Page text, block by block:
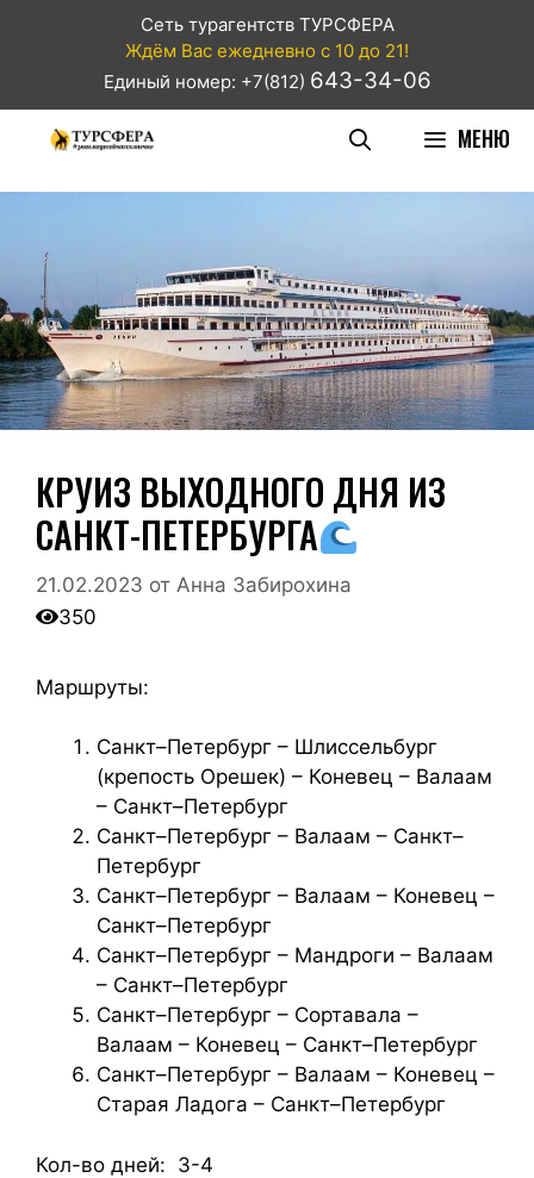
Сеть турагентств ТУРСФЕРА
Ждём Вас ежедневно с 10 до 21!
Единый номер: +7(812) 643-34-06
МЕНЮ
КРУИЗ ВЫХОДНОГО ДНЯ ИЗ
САНКТ-ПЕТЕРБУРГА
21.02.2023 от Анна Забирохина
350
Маршруты:
Санкт–Петербург – Шлиссельбург
(крепость Орешек) – Коневец – Валаам
– Санкт–Петербург
Санкт–Петербург – Валаам – Санкт–
Петербург
Санкт–Петербург – Валаам – Коневец –
Санкт–Петербург
Санкт–Петербург – Мандроги – Валаам
– Санкт–Петербург
Санкт–Петербург – Сортавала –
Валаам – Коневец – Санкт–Петербург
Санкт–Петербург – Валаам – Коневец –
Старая Ладога – Санкт–Петербург
Кол-во дней: 3-4